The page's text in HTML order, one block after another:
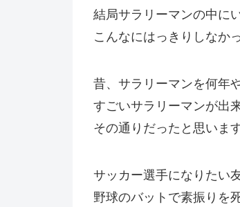
結局サラリーマンの中に
こんなにはっきりしなか
昔、サラリーマンを何年
すごいサラリーマンが出
その通りだったと思います
サッカー選手になりたい
野球のバットで素振りを